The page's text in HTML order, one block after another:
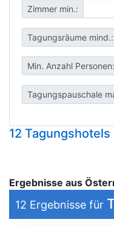
Zimmer min.:
Tagungsräume mind.:
Min. Anzahl Personen:
Tagungspauschale
12
Ergebnisse aus
12 Ergebnisse für